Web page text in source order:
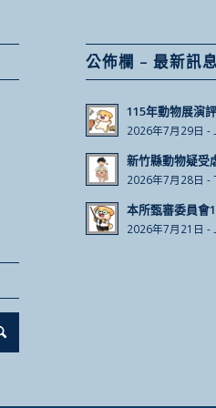
公佈欄 – 最新訊
115年動物展演
2026年7月29日 -
新竹縣動物疑受
2026年7月28日 -
本所甄審委員會
2026年7月21日 -